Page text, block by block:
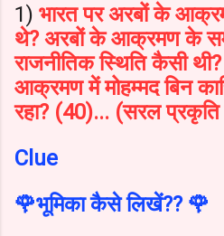
1) भारत पर अरबों के
थे? अरबों के आक्रमण के
राजनीतिक स्थिति कैसी
आक्रमण में मोहम्मद बिन
रहा? (40)... (सरल
Clue
🌹भूमिका कैसे लिखें?? 🌹